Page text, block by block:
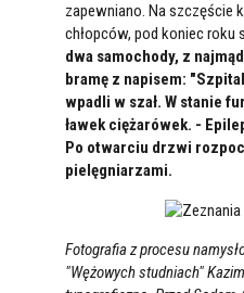
zapewniano. Na szczęście
chłopców, pod koniec roku
dwa samochody, z
bramę z napisem:
wpadli w szał. W stanie
ławek ciężarówek. -
Po otwarciu drzwi
pielęgniarzami.
Fotografia z procesu
"Wężowych studniach"